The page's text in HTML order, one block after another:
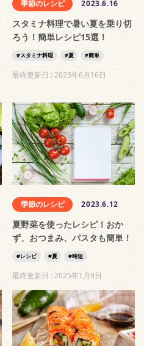
季節のレシピ 2023.6.16
スタミナ料理で暑い夏を乗り切
ろう！簡単レシピ15選！
スタミナ料理 夏 簡単
最終更新日 :2023年6月16日
季節のレシピ 2023.6.12
夏野菜を使ったレシピ！おか
ず、おつまみ、パスタも簡単！
レシピ 夏 時短
最終更新日 :2025年1月9日